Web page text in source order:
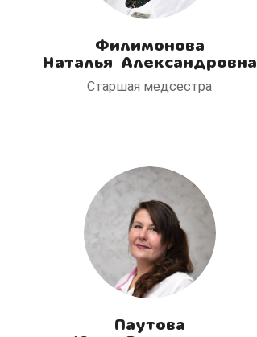
Филимонова
Наталья Александровна
Старшая медсестра
Паутова